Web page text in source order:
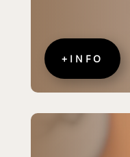
+INFO